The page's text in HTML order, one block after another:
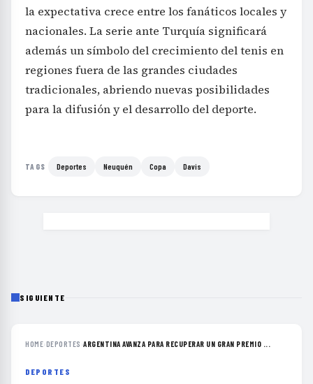
la expectativa crece entre los fanáticos locales y
nacionales. La serie ante Turquía significará
además un símbolo del crecimiento del tenis en
regiones fuera de las grandes ciudades
tradicionales, abriendo nuevas posibilidades
para la difusión y el desarrollo del deporte.
TAGS Deportes Neuquén Copa Davis
SIGUIENTE
HOME›DEPORTES ›ARGENTINA AVANZA PARA RECUPERAR UN GRAN PREMIO ...
DEPORTES